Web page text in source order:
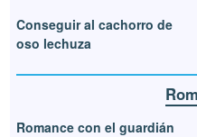
Conseguir al cachorro de
oso lechuza
Romance con el guardián